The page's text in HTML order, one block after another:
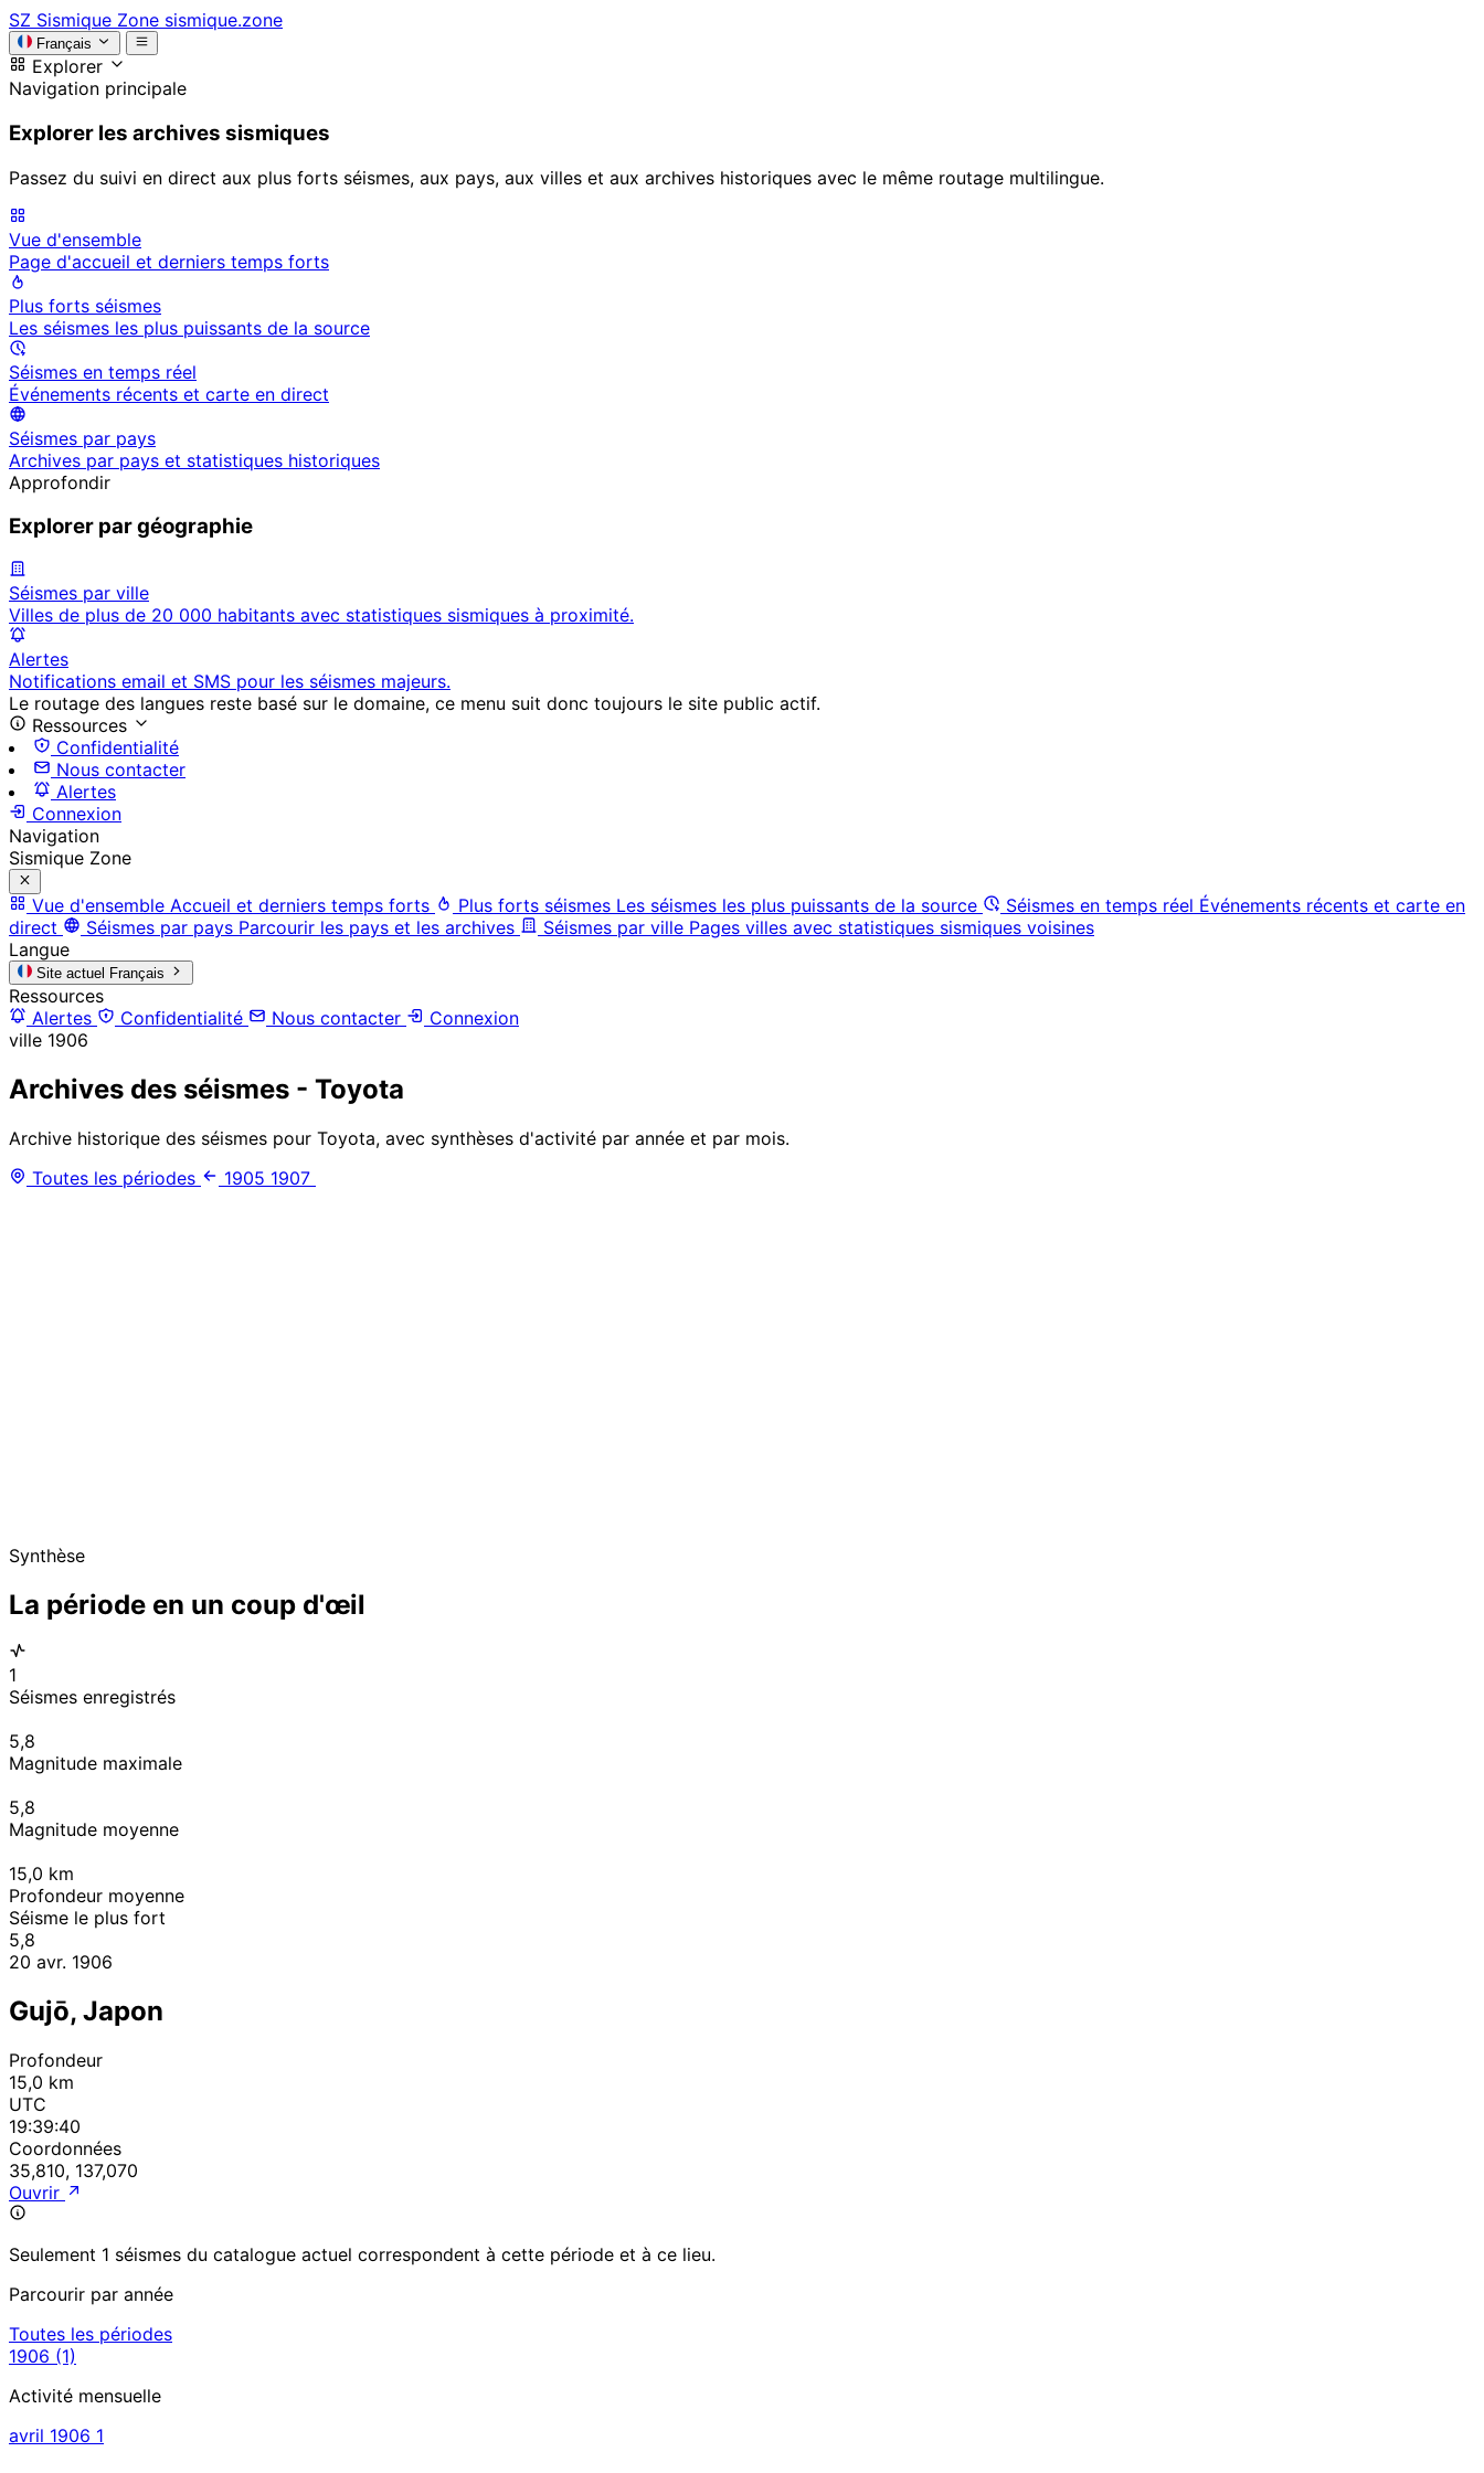
SZ Sismique Zone sismique.zone
Français
Explorer
Navigation principale
Explorer les archives sismiques
Passez du suivi en direct aux plus forts séismes, aux pays, aux villes et aux archives historiques avec le même routage multilingue.
Vue d'ensemble
Page d'accueil et derniers temps forts
Plus forts séismes
Les séismes les plus puissants de la source
Séismes en temps réel
Événements récents et carte en direct
Séismes par pays
Archives par pays et statistiques historiques
Approfondir
Explorer par géographie
Séismes par ville
Villes de plus de 20 000 habitants avec statistiques sismiques à proximité.
Alertes
Notifications email et SMS pour les séismes majeurs.
Le routage des langues reste basé sur le domaine, ce menu suit donc toujours le site public actif.
Ressources
Confidentialité
Nous contacter
Alertes
Connexion
Navigation
Sismique Zone
Vue d'ensemble Accueil et derniers temps forts Plus forts séismes Les séismes les plus puissants de la source Séismes en temps réel Événements récents et carte en
direct
Séismes par pays Parcourir les pays et les archives Séismes par ville Pages villes avec statistiques sismiques voisines
Langue
Site actuel Français
Ressources
Alertes
Confidentialité Nous contacter
Connexion
ville 1906
Archives des séismes - Toyota
Archive historique des séismes pour Toyota, avec synthèses d'activité par année et par mois.
Toutes les périodes
1905 1907
Synthèse
La période en un coup d'œil
1
Séismes enregistrés
5,8
Magnitude maximale
5,8
Magnitude moyenne
15,0 km
Profondeur moyenne
Séisme le plus fort
5,8
20 avr. 1906
Gujō, Japon
Profondeur
15,0 km
UTC
19:39:40
Coordonnées
35,810, 137,070
Ouvrir
Seulement 1 séismes du catalogue actuel correspondent à cette période et à ce lieu.
Parcourir par année
Toutes les périodes
1906 (1)
Activité mensuelle
avril 1906 1